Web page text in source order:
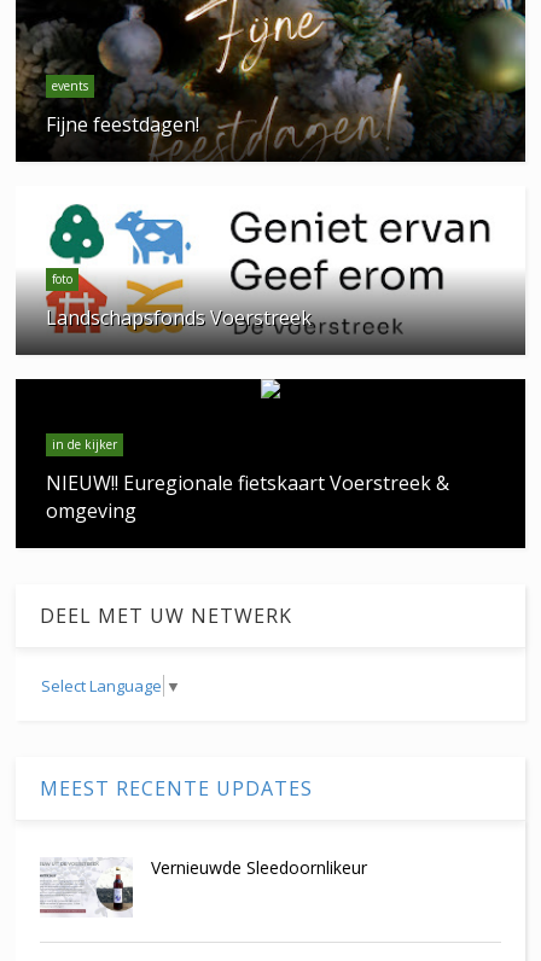
events
Fijne feestdagen!
foto
Landschapsfonds Voerstreek
in de kijker
NIEUW!! Euregionale fietskaart Voerstreek &
omgeving
DEEL MET UW NETWERK
Select Language ▼
MEEST RECENTE UPDATES
Vernieuwde Sleedoornlikeur